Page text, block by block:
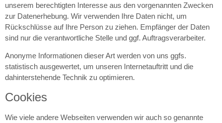
unserem berechtigten Interesse aus den vorgenannten Zwecken
zur Datenerhebung. Wir verwenden Ihre Daten nicht, um
Rückschlüsse auf Ihre Person zu ziehen. Empfänger der Daten
sind nur die verantwortliche Stelle und ggf. Auftragsverarbeiter.
Anonyme Informationen dieser Art werden von uns ggfs.
statistisch ausgewertet, um unseren Internetauftritt und die
dahinterstehende Technik zu optimieren.
Cookies
Wie viele andere Webseiten verwenden wir auch so genannte